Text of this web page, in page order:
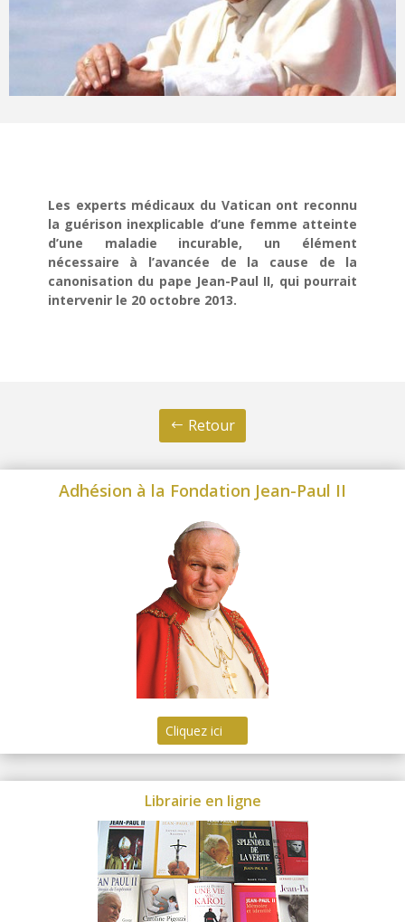
Les experts médicaux du Vatican ont reconnu
la guérison inexplicable d’une femme atteinte
d’une maladie incurable, un élément
nécessaire à l’avancée de la cause de la
canonisation du pape Jean-Paul II, qui pourrait
intervenir le 20 octobre 2013.
Retour
Adhésion à la Fondation Jean-Paul II
Cliquez ici
Librairie en ligne